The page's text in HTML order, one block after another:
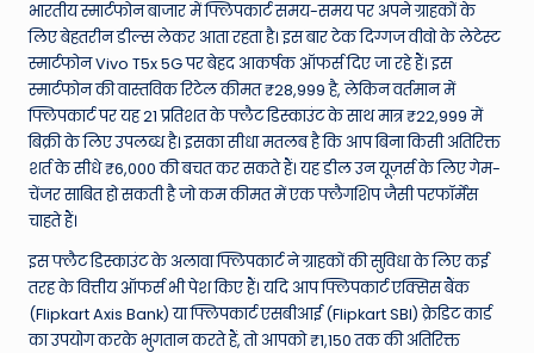
e
W
o
rl
d
भारतीय स्मार्टफोन बाजार में फ्लिपकार्ट समय-समय पर अपने ग्राहकों के
लिए बेहतरीन डील्स लेकर आता रहता है। इस बार टेक दिग्गज वीवो के लेटेस्ट
स्मार्टफोन Vivo T5x 5G पर बेहद आकर्षक ऑफर्स दिए जा रहे हैं। इस
स्मार्टफोन की वास्तविक रिटेल कीमत ₹28,999 है, लेकिन वर्तमान में
फ्लिपकार्ट पर यह 21 प्रतिशत के फ्लैट डिस्काउंट के साथ मात्र ₹22,999 में
बिक्री के लिए उपलब्ध है। इसका सीधा मतलब है कि आप बिना किसी अतिरिक्त
शर्त के सीधे ₹6,000 की बचत कर सकते हैं। यह डील उन यूज़र्स के लिए गेम-
चेंजर साबित हो सकती है जो कम कीमत में एक फ्लैगशिप जैसी परफॉर्मेंस
चाहते हैं।
इस फ्लैट डिस्काउंट के अलावा फ्लिपकार्ट ने ग्राहकों की सुविधा के लिए कई
तरह के वित्तीय ऑफर्स भी पेश किए हैं। यदि आप फ्लिपकार्ट एक्सिस बैंक
(Flipkart Axis Bank) या फ्लिपकार्ट एसबीआई (Flipkart SBI) क्रेडिट कार्ड
का उपयोग करके भुगतान करते हैं, तो आपको ₹1,150 तक की अतिरिक्त